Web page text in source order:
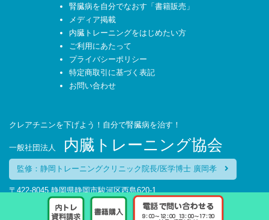
腎臓病を自分でなおす「書籍販売」
メディア掲載
内臓トレーニングをはじめたい方
ご利用にあたって
プライバシーポリシー
特定商取引に基づく表記
お問い合わせ
クレアチニンを下げよう！自分で腎臓病を治す！
一般社団法人 内臓トレーニング協会
監修：静岡トレーニングクリニック院長/医学博士 廣岡孝
〒422-8045 静岡県静岡市駿河区西島620-1
TEL：054-270-6627
受付時間:平日 9:00～12:00 13:00～17:30（土・日・祝日を除く）